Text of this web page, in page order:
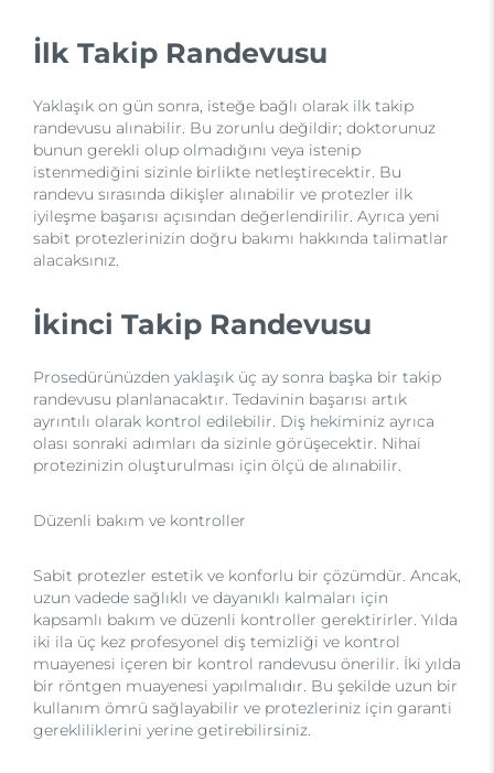
İlk Takip Randevusu
Yaklaşık on gün sonra, isteğe bağlı olarak ilk takip
randevusu alınabilir. Bu zorunlu değildir; doktorunuz
bunun gerekli olup olmadığını veya istenip
istenmediğini sizinle birlikte netleştirecektir. Bu
randevu sırasında dikişler alınabilir ve protezler ilk
iyileşme başarısı açısından değerlendirilir. Ayrıca yeni
sabit protezlerinizin doğru bakımı hakkında talimatlar
alacaksınız.
İkinci Takip Randevusu
Prosedürünüzden yaklaşık üç ay sonra başka bir takip
randevusu planlanacaktır. Tedavinin başarısı artık
ayrıntılı olarak kontrol edilebilir. Diş hekiminiz ayrıca
olası sonraki adımları da sizinle görüşecektir. Nihai
protezinizin oluşturulması için ölçü de alınabilir.
Düzenli bakım ve kontroller
Sabit protezler estetik ve konforlu bir çözümdür. Ancak,
uzun vadede sağlıklı ve dayanıklı kalmaları için
kapsamlı bakım ve düzenli kontroller gerektirirler. Yılda
iki ila üç kez profesyonel diş temizliği ve kontrol
muayenesi içeren bir kontrol randevusu önerilir. İki yılda
bir röntgen muayenesi yapılmalıdır. Bu şekilde uzun bir
kullanım ömrü sağlayabilir ve protezleriniz için garanti
gerekliliklerini yerine getirebilirsiniz.